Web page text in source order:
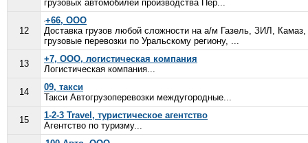
грузовых автомобилей производства Пер...
12
+66, ООО
Доставка грузов любой сложности на а/м Газель, ЗИЛ,
грузовые перевозки по Уральскому региону, ...
13
+7, ООО, логистическая компания
Логистическая компания...
14
09, такси
Такси Автогрузоперевозки междугородные...
15
1-2-3 Travel, туристическое агентство
Агентство по туризму...